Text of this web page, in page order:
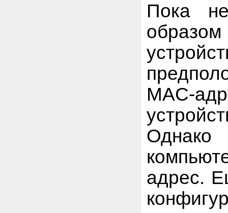
Пока
образом
MAC-
адрес.